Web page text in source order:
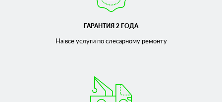
ГАРАНТИЯ 2 ГОДА
На все услуги по слесарномуремонту